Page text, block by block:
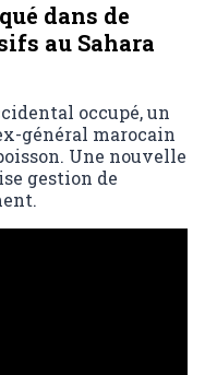
dans de
au Sahara
occupé, un
général marocain
Une nouvelle
gestion de